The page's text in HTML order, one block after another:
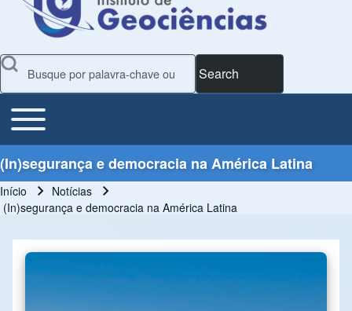
Search
Main Menu
Toggle main menu
(In)segurança e democracia na América Latina
Trilha de navegação
Início
Notícias
(In)segurança e democracia na América Latina